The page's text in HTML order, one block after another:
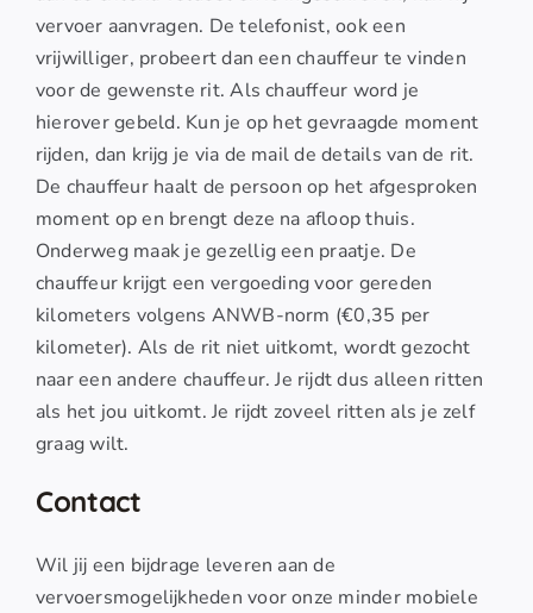
vervoer aanvragen. De telefonist, ook een
vrijwilliger, probeert dan een chauffeur te vinden
voor de gewenste rit. Als chauffeur word je
hierover gebeld. Kun je op het gevraagde moment
rijden, dan krijg je via de mail de details van de rit.
De chauffeur haalt de persoon op het afgesproken
moment op en brengt deze na afloop thuis.
Onderweg maak je gezellig een praatje. De
chauffeur krijgt een vergoeding voor gereden
kilometers volgens ANWB-norm (€0,35 per
kilometer). Als de rit niet uitkomt, wordt gezocht
naar een andere chauffeur. Je rijdt dus alleen ritten
als het jou uitkomt. Je rijdt zoveel ritten als je zelf
graag wilt.
Contact
Wil jij een bijdrage leveren aan de
vervoersmogelijkheden voor onze minder mobiele